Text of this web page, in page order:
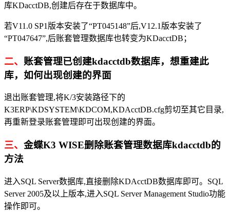
库KDacctDB,创建后存在于数据库中。
若V11.0 SP1版本安装了“PT045148”后,V12.1版本安装了
“PT047647”,后账套管理数据库也转变为KDacctDB；
二、 账套管理已创建kdacctdb数据库，想重建此
库，如何出现创建的界面
退出账套管理,将K/3安装路径下的
K3ERP\KDSYSTEM\KDCOM,KDAcctDB.cfg剪切至其它目录,
再重新登录账套管理即可出现创建的界面。
三、 金蝶K3 WISE删除账套管理数据库kdacctdb的
方法
进入SQL Server数据库,直接删除KDAcctDB数据库即可。SQL
Server 2005及以上版本,进入SQL Server Management Studio功能
操作即可。